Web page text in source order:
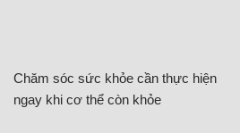
Chăm sóc sức khỏe cần thực hiện
ngay khi cơ thể còn khỏe